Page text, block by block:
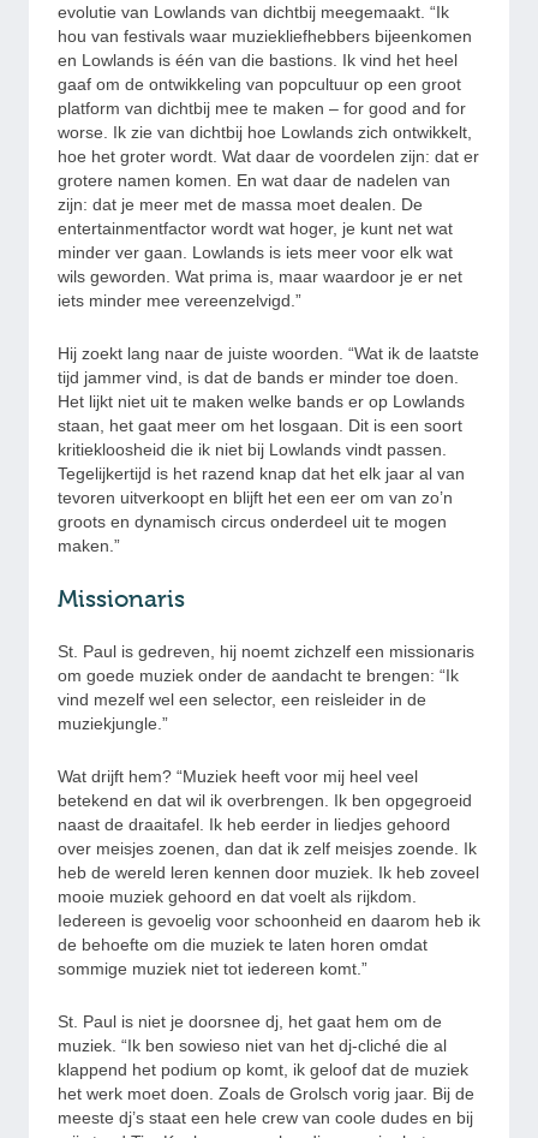
evolutie van Lowlands van dichtbij meegemaakt. “Ik
hou van festivals waar muziekliefhebbers bijeenkomen
en Lowlands is één van die bastions. Ik vind het heel
gaaf om de ontwikkeling van popcultuur op een groot
platform van dichtbij mee te maken – for good and for
worse. Ik zie van dichtbij hoe Lowlands zich ontwikkelt,
hoe het groter wordt. Wat daar de voordelen zijn: dat er
grotere namen komen. En wat daar de nadelen van
zijn: dat je meer met de massa moet dealen. De
entertainmentfactor wordt wat hoger, je kunt net wat
minder ver gaan. Lowlands is iets meer voor elk wat
wils geworden. Wat prima is, maar waardoor je er net
iets minder mee vereenzelvigd.”
Hij zoekt lang naar de juiste woorden. “Wat ik de laatste
tijd jammer vind, is dat de bands er minder toe doen.
Het lijkt niet uit te maken welke bands er op Lowlands
staan, het gaat meer om het losgaan. Dit is een soort
kritiekloosheid die ik niet bij Lowlands vindt passen.
Tegelijkertijd is het razend knap dat het elk jaar al van
tevoren uitverkoopt en blijft het een eer om van zo’n
groots en dynamisch circus onderdeel uit te mogen
maken.”
Missionaris
St. Paul is gedreven, hij noemt zichzelf een missionaris
om goede muziek onder de aandacht te brengen: “Ik
vind mezelf wel een selector, een reisleider in de
muziekjungle.”
Wat drijft hem? “Muziek heeft voor mij heel veel
betekend en dat wil ik overbrengen. Ik ben opgegroeid
naast de draaitafel. Ik heb eerder in liedjes gehoord
over meisjes zoenen, dan dat ik zelf meisjes zoende. Ik
heb de wereld leren kennen door muziek. Ik heb zoveel
mooie muziek gehoord en dat voelt als rijkdom.
Iedereen is gevoelig voor schoonheid en daarom heb ik
de behoefte om die muziek te laten horen omdat
sommige muziek niet tot iedereen komt.”
St. Paul is niet je doorsnee dj, het gaat hem om de
muziek. “Ik ben sowieso niet van het dj-cliché die al
klappend het podium op komt, ik geloof dat de muziek
het werk moet doen. Zoals de Grolsch vorig jaar. Bij de
meeste dj’s staat een hele crew van coole dudes en bij